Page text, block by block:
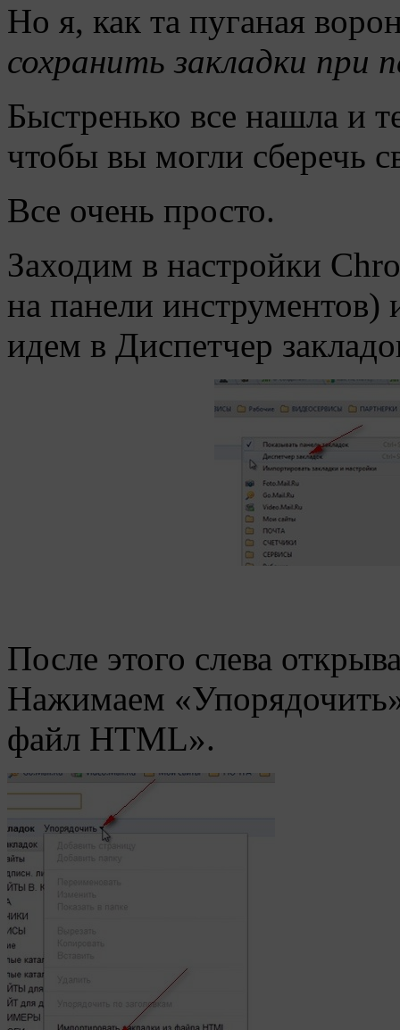
Но я, как та пуганая
сохранить закладки при
Быстренько все нашла и
чтобы вы могли сберечь
Все очень просто.
Заходим в настройки
на панели инструментов)
идем в Диспетчер
После этого слева
Нажимаем
файл HTML».